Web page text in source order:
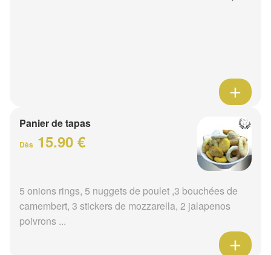
Panier de tapas
Dès 15.90 €
5 onions rings, 5 nuggets de poulet ,3 bouchées de
camembert, 3 stickers de mozzarella, 2 jalapenos
poivrons ...